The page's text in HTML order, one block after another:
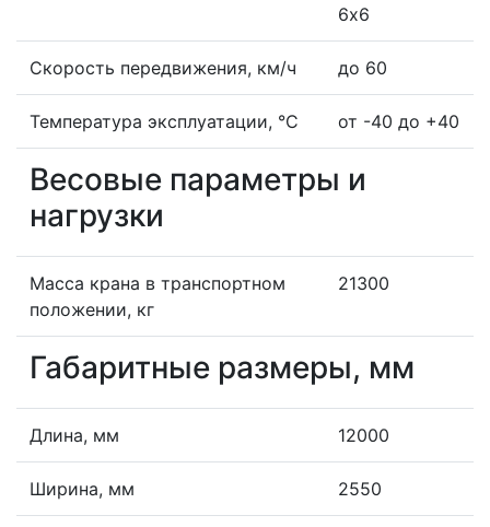
6х6
Скорость передвижения, км/ч до 60
Температура эксплуатации, °С от -40 до +40
Весовые параметры и
нагрузки
Масса крана в транспортном
положении, кг
21300
Габаритные размеры, мм
Длина, мм 12000
Ширина, мм 2550